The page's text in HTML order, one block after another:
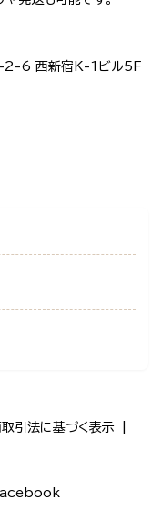
2-6 西新宿K-1ビル5F
引法に基づく表示